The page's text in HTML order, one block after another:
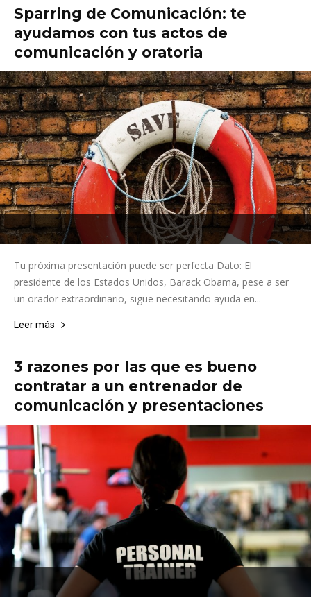
Sparring de Comunicación: te
ayudamos con tus actos de
comunicación y oratoria
Tu próxima presentación puede ser perfecta Dato: El
presidente de los Estados Unidos, Barack Obama, pese a ser
un orador extraordinario, sigue necesitando ayuda en...
Leer más
3 razones por las que es bueno
contratar a un entrenador de
comunicación y presentaciones